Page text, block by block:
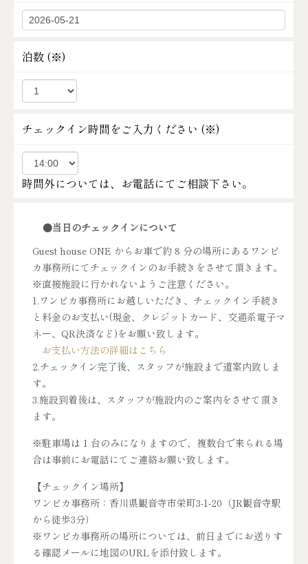
泊数 (※)
チェックイン時間をご入力ください (※)
時間外については、お電話にてご相談下さい。
●当日のチェックインについて
Guest house ONE からお車で約 8 分の場所にあるワンピ
カ事務所にてチェックインのお手続きをさせて頂きます。
※直接施設に行かれないようご注意ください。
1.ワンピカ事務所にお越しいただき、チェックイン手続き
と料金のお支払い(現金、クレジットカード、交通系電子マ
ネー、QR決済など)をお願い致します。
お支払い方法の詳細はこちら
2.チェックイン完了後、スタッフが施設まで道案内致しま
す。
3.施設到着後は、スタッフが施設内のご案内をさせて頂き
ます。
※駐車場は 1 台のみになりますので、複数台で来られる場
合は事前にお電話にてご連絡お願い致します。
【チェックイン場所】
ワンピカ事務所：香川県観音寺市栄町3-1-20（JR観音寺駅
から徒歩3分）
※ワンピカ事務所の場所については、前日までにお送りす
る確認メールに地図のURLを添付致します。